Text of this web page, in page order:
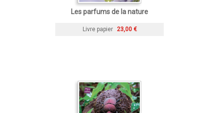
Les parfums de la nature
Livre papier 23,00 €